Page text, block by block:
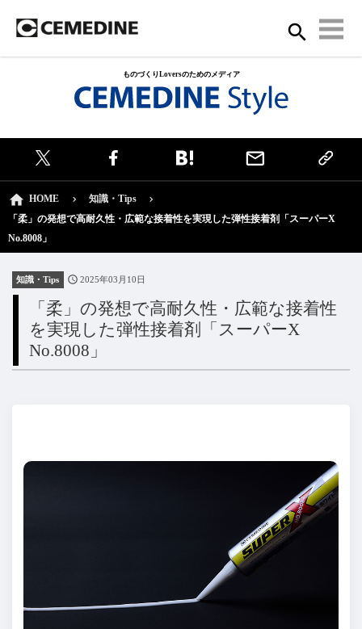
ものづくりLoversのためのメディア
HOME
知識・Tips
「柔」の発想で高耐久性・広範な接着性を実現した弾性接着剤「スーパーX
No.8008」
知識・Tips 2025年03月10日
「柔」の発想で高耐久性・広範な接着性
を実現した弾性接着剤「スーパーX
No.8008」